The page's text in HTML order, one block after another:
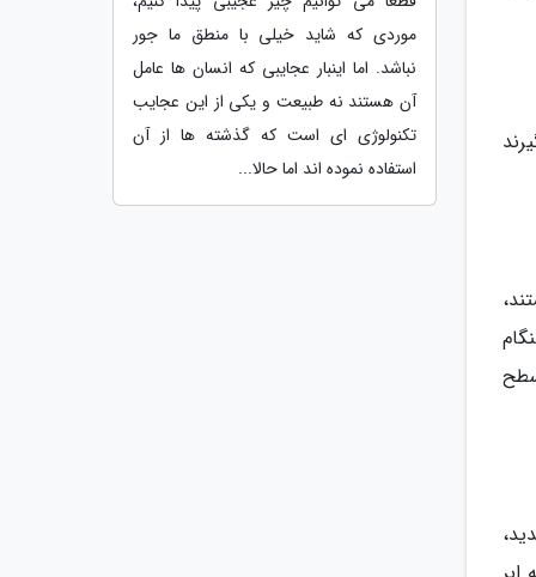
موردی که شاید خیلی با منطق ما جور
نباشد. اما اینبار عجایبی که انسان ها عامل
آن هستند نه طبیعت و یکی از این عجایب
تکنولوژی ای است که گذشته ها از آن
استفاده نموده اند اما حالا...